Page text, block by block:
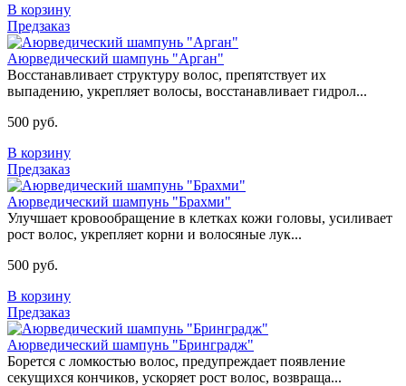
В корзину
Предзаказ
Аюрведический шампунь "Арган"
Восстанавливает структуру волос, препятствует их
выпадению, укрепляет волосы, восстанавливает гидрол...
500 руб.
В корзину
Предзаказ
Аюрведический шампунь "Брахми"
Улучшает кровообращение в клетках кожи головы, усиливает
рост волос, укрепляет корни и волосяные лук...
500 руб.
В корзину
Предзаказ
Аюрведический шампунь "Бринградж"
Борется с ломкостью волос, предупреждает появление
секущихся кончиков, ускоряет рост волос, возвраща...